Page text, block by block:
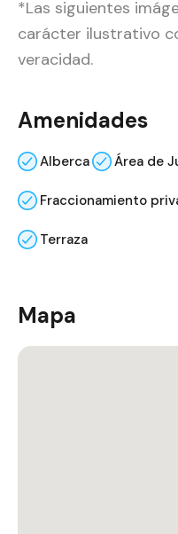
*Las siguientes
carácter ilustrativo
veracidad.
Amenidades
Alberca Área de
Fraccionamiento
Terraza
Mapa